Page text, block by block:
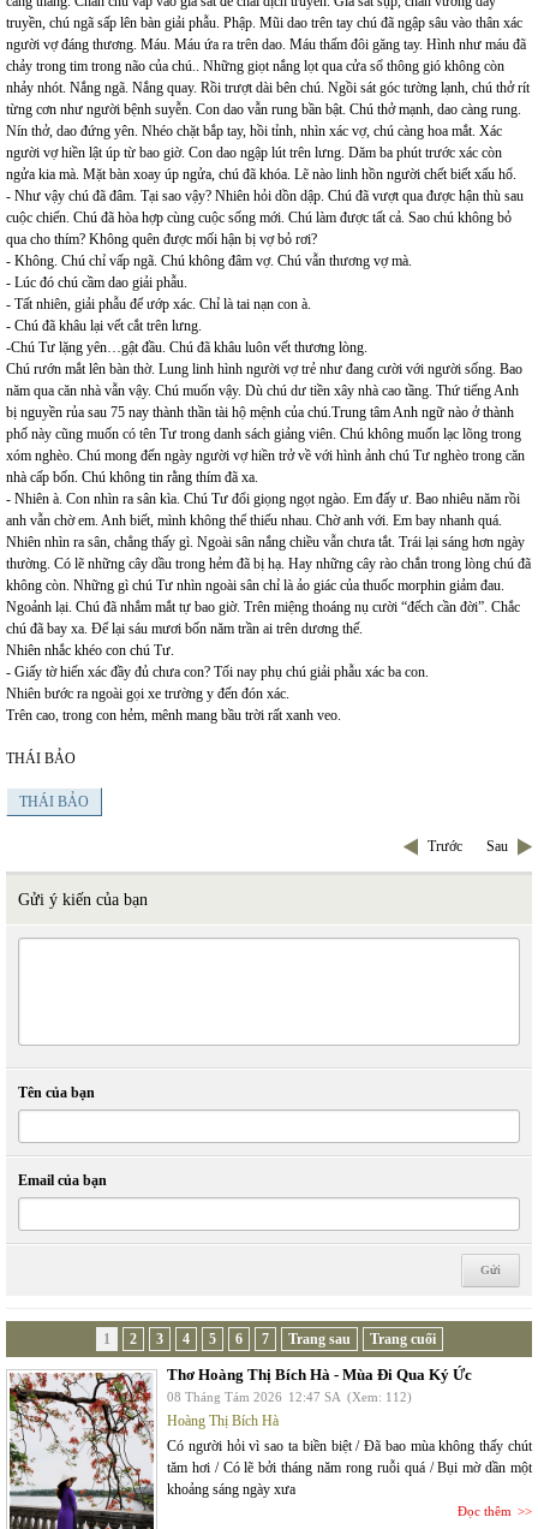
truyền, chú ngã sấp lên bàn giải phẫu. Phập. Mũi dao trên tay chú đã ngập sâu vào thân xác
người vợ đáng thương. Máu. Máu ứa ra trên dao. Máu thấm đôi găng tay. Hình như máu đã
chảy trong tim trong não của chú.. Những giọt nắng lọt qua cửa sổ thông gió không còn
nhảy nhót. Nắng ngã. Nắng quay. Rồi trượt dài bên chú. Ngồi sát góc tường lạnh, chú thở rít
từng cơn như người bệnh suyễn. Con dao vẫn rung bần bật. Chú thở mạnh, dao càng rung.
Nín thở, dao đứng yên. Nhéo chặt bắp tay, hồi tỉnh, nhìn xác vợ, chú càng hoa mắt. Xác
người vợ hiền lật úp từ bao giờ. Con dao ngập lút trên lưng. Dăm ba phút trước xác còn
ngửa kia mà. Mặt bàn xoay úp ngửa, chú đã khóa. Lẽ nào linh hồn người chết biết xấu hổ.
- Như vậy chú đã đâm. Tại sao vậy? Nhiên hỏi dồn dập. Chú đã vượt qua được hận thù sau
cuộc chiến. Chú đã hòa hợp cùng cuộc sống mới. Chú làm được tất cả. Sao chú không bỏ
qua cho thím? Không quên được mối hận bị vợ bỏ rơi?
- Không. Chú chỉ vấp ngã. Chú không đâm vợ. Chú vẫn thương vợ mà.
- Lúc đó chú cầm dao giải phẫu.
- Tất nhiên, giải phẫu để ướp xác. Chỉ là tai nạn con à.
- Chú đã khâu lại vết cắt trên lưng.
-Chú Tư lặng yên…gật đầu. Chú đã khâu luôn vết thương lòng.
Chú rướn mắt lên bàn thờ. Lung linh hình người vợ trẻ như đang cười với người sống. Bao
năm qua căn nhà vẫn vậy. Chú muốn vậy. Dù chú dư tiền xây nhà cao tầng. Thứ tiếng Anh
bị nguyền rủa sau 75 nay thành thần tài hộ mệnh của chú.Trung tâm Anh ngữ nào ở thành
phố này cũng muốn có tên Tư trong danh sách giảng viên. Chú không muốn lạc lõng trong
xóm nghèo. Chú mong đến ngày người vợ hiền trở về với hình ảnh chú Tư nghèo trong căn
nhà cấp bốn. Chú không tin rằng thím đã xa.
- Nhiên à. Con nhìn ra sân kìa. Chú Tư đổi giọng ngọt ngào. Em đấy ư. Bao nhiêu năm rồi
anh vẫn chờ em. Anh biết, mình không thể thiếu nhau. Chờ anh với. Em bay nhanh quá.
Nhiên nhìn ra sân, chẳng thấy gì. Ngoài sân nắng chiều vẫn chưa tắt. Trái lại sáng hơn ngày
thường. Có lẽ những cây dầu trong hẻm đã bị hạ. Hay những cây rào chắn trong lòng chú đã
không còn. Những gì chú Tư nhìn ngoài sân chỉ là ảo giác của thuốc morphin giảm đau.
Ngoảnh lại. Chú đã nhắm mắt tự bao giờ. Trên miệng thoáng nụ cười “đếch cần đời”. Chắc
chú đã bay xa. Để lại sáu mươi bốn năm trần ai trên dương thế.
Nhiên nhắc khéo con chú Tư.
- Giấy tờ hiến xác đầy đủ chưa con? Tối nay phụ chú giải phẫu xác ba con.
Nhiên bước ra ngoài gọi xe trường y đến đón xác.
Trên cao, trong con hẻm, mênh mang bầu trời rất xanh veo.
THÁI BẢO
THÁI BẢO
Trước Sau
Gửi ý kiến của bạn
Tên của bạn
Email của bạn
1 2 3 4 5 6 7 Trang sau Trang cuối
Thơ Hoàng Thị Bích Hà - Mùa Đi Qua Ký Ức
08 Tháng Tám 2026 12:47 SA (Xem: 112)
Hoàng Thị Bích Hà
Có người hỏi vì sao ta biền biệt / Đã bao mùa không thấy chút
tăm hơi / Có lẽ bởi tháng năm rong ruỗi quá / Bụi mờ dần một
khoảng sáng ngày xưa
Đọc thêm